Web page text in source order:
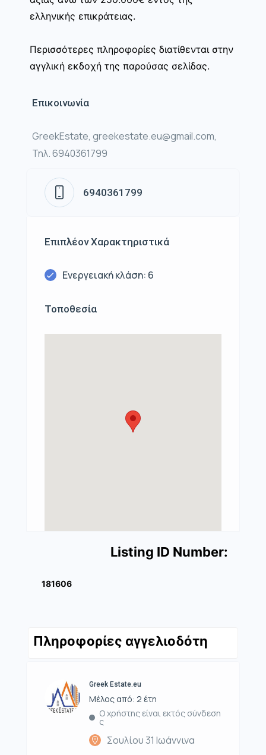
ελληνικής επικράτειας.
Περισσότερες πληροφορίες διατίθενται στην
αγγλική εκδοχή της παρούσας σελίδας.
Επικοινωνία
GreekEstate, greekestate.eu@gmail.com,
Τηλ. 6940361799
6940361799
Επιπλέον Χαρακτηριστικά
Ενεργειακή κλάση: 6
Τοποθεσία
Listing ID Number:
181606
Πληροφορίες αγγελιοδότη
Greek Estate.eu
Μέλος από: 2 έτη
Ο χρήστης είναι εκτός σύνδεση
ς
Σουλίου 31 Ιωάννινα